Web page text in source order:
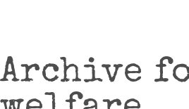
Archive